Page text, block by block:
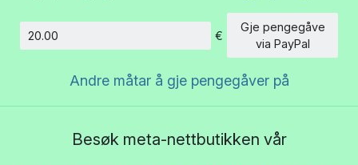
€
Gje pengegåve
via PayPal
Andre måtar å gje pengegåver på
Besøk meta-nettbutikken vår